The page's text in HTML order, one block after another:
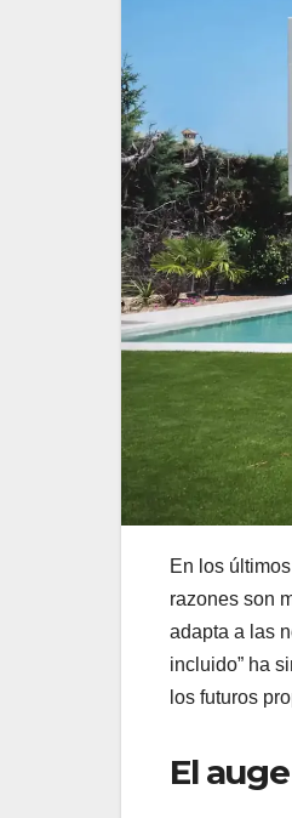
En los
razones son
adapta a las
incluido” ha
los futuros
El